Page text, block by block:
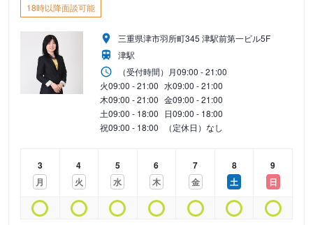
18時以降面談可能
三重県津市羽所町345 津駅前第一ビル5F
津駅
（受付時間） 月09:00 - 21:00
火09:00 - 21:00 水09:00 - 21:00
木09:00 - 21:00 金09:00 - 21:00
土09:00 - 18:00 日09:00 - 18:00
祝09:00 - 18:00 （定休日）なし
3
月
4
火
5
水
6
木
7
金
8
土
9
日